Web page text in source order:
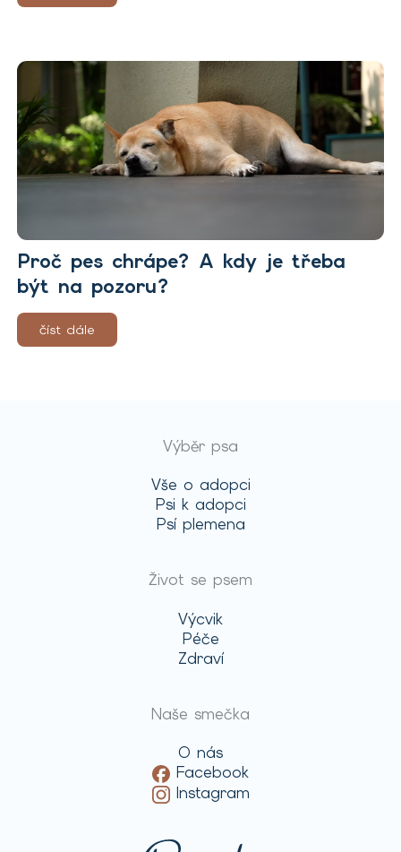
Proč pes chrápe? A kdy je třeba
být na pozoru?
číst dále
Výběr psa
Vše o adopci
Psi k adopci
Psí plemena
Život se psem
Výcvik
Péče
Zdraví
Naše smečka
O nás
Facebook
Instagram